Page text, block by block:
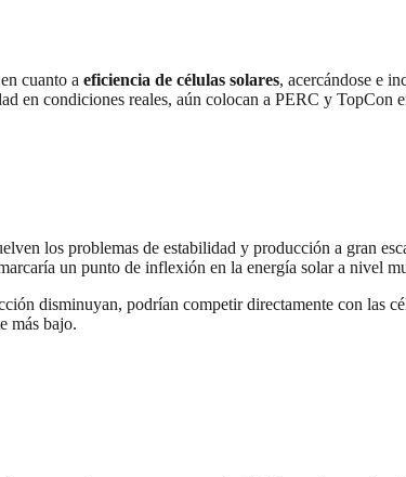
cuanto a eficiencia de células solares, acercándose e
condiciones reales, aún colocan a PERC y TopCon
los problemas de estabilidad y producción a gran
un punto de inflexión en la energía solar a nivel
disminuyan, podrían competir directamente con las
más bajo.